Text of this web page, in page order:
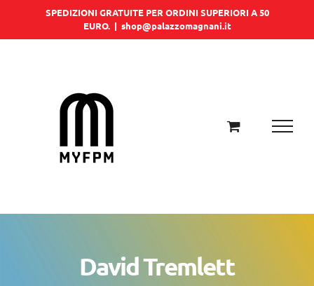
SPEDIZIONI GRATUITE PER ORDINI SUPERIORI A 50
EURO. | shop@palazzomagnani.it
David Tremlett